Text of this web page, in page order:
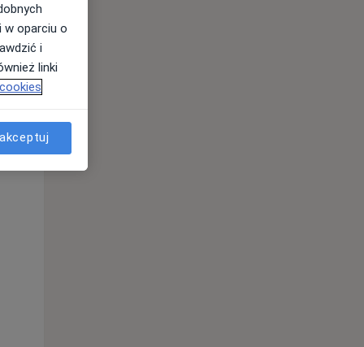
Pon,
10 Sie
w oparciu o
i
linki